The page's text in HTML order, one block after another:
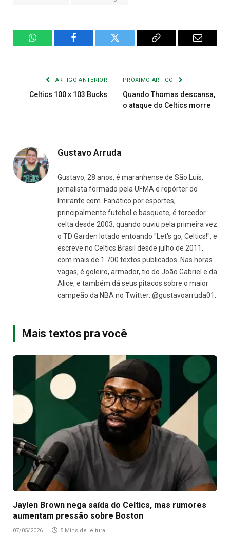
WhatsAppFacebook Twitter
Copiar
E-
ARTIGO ANTERIOR
Celtics 100 x 103 Bucks
PRÓXIMO ARTIGO
Quando Thomas descansa,
o ataque do Celtics morre
Gustavo Arruda
Gustavo, 28 anos, é maranhense de São Luís,
jornalista formado pela UFMA e repórter do
Imirante.com. Fanático por esportes,
principalmente futebol e basquete, é torcedor
celta desde 2003, quando ouviu pela primeira vez
o TD Garden lotado entoando "Let's go, Celtics!", e
escreve no Celtics Brasil desde julho de 2011,
com mais de 1.700 textos publicados. Nas horas
vagas, é goleiro, armador, tio do João Gabriel e da
Alice, e também dá seus pitacos sobre o maior
campeão da NBA no Twitter: @gustavoarruda01.
Mais textos pra você
Jaylen Brown nega saída do Celtics, mas rumores
aumentam pressão sobre Boston
07/05/2026 5 Mins de leitura